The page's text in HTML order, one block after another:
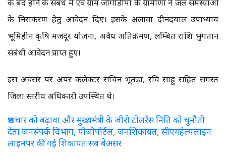
के बंद होने के सबंध में एवं ग्राम जोगीडीपा के ग्रामीणों ने जल समस्याओं
के निराकरण हेतु आवेदन दिए। इसके अलावा दीनदयाल उपाध्याय
भूमिहीन कृषि मजदूर योजना, अवैध अतिक्रमण, लम्बित राशि भुगतान
संबंधी आवेदन प्राप्त हुए।
इस अवसर पर अपर कलेक्टर सचिन भूतड़ा, रवि साहू सहित समस्त
जिला स्तरीय अधिकारी उपस्थित थे।
भ्रष्टाचार को बढ़ावा और मुख्यमंत्री के जीरो टोलरेंस निति को चुनौती
देता जनसंपर्क विभाग, पीजीपोर्टल, जनशिकायत, सीएमहेल्पलाइन
लाइनपर की गई शिकायत सब बेअसर